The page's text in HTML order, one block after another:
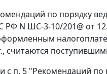
по порядку
РФ N ШС-3-10/201@ от
считаются
с п. 5 "Рекомендаций по